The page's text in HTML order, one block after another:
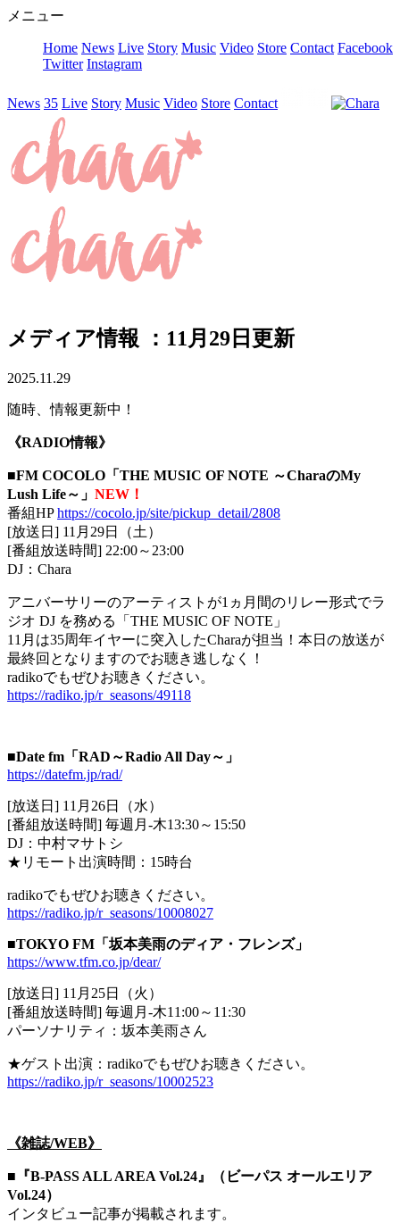
メニュー
Home News Live Story Music Video Store Contact Facebook
Twitter Instagram
News 35 Live Story Music Video Store Contact
メディア情報 ：11月29日更新
2025.11.29
随時、情報更新中！
《RADIO情報》
■FM COCOLO「THE MUSIC OF NOTE ～CharaのMy
Lush Life～」 NEW！
番組HPhttps://cocolo.jp/site/pickup_detail/2808
[放送日] 11月29日（土）
[番組放送時間] 22:00～23:00
DJ：Chara
アニバーサリーのアーティストが1ヵ月間のリレー形式でラ
ジオ DJ を務める「THE MUSIC OF NOTE」
11月は35周年イヤーに突入したCharaが担当！本日の放送が
最終回となりますのでお聴き逃しなく！
radikoでもぜひお聴きください。
https://radiko.jp/r_seasons/49118
■Date fm「RAD～Radio All Day～」
https://datefm.jp/rad/
[放送日] 11月26日（水）
[番組放送時間] 毎週月-木13:30～15:50
DJ：中村マサトシ
★リモート出演時間：15時台
radikoでもぜひお聴きください。
https://radiko.jp/r_seasons/10008027
■TOKYO FM「坂本美雨のディア・フレンズ」
https://www.tfm.co.jp/dear/
[放送日] 11月25日（火）
[番組放送時間] 毎週月-木11:00～11:30
パーソナリティ：坂本美雨さん
★ゲスト出演：radikoでもぜひお聴きください。
https://radiko.jp/r_seasons/10002523
《雑誌/WEB》
■ 『B-PASS ALL AREA Vol.24』（ビーパス オールエリア
Vol.24）
インタビュー記事が掲載されます。